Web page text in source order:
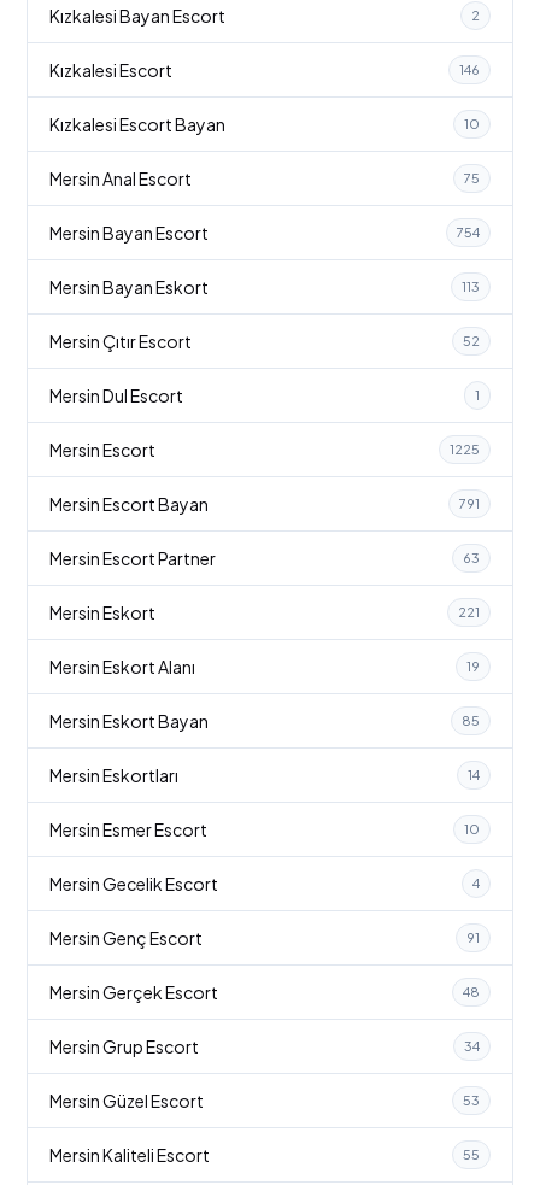
Kızkalesi Bayan Escort 2
Kızkalesi Escort 146
Kızkalesi Escort Bayan 10
Mersin Anal Escort 75
Mersin Bayan Escort 754
Mersin Bayan Eskort 113
Mersin Çıtır Escort 52
Mersin Dul Escort 1
Mersin Escort 1225
Mersin Escort Bayan 791
Mersin Escort Partner 63
Mersin Eskort 221
Mersin Eskort Alanı 19
Mersin Eskort Bayan 85
Mersin Eskortları 14
Mersin Esmer Escort 10
Mersin Gecelik Escort 4
Mersin Genç Escort 91
Mersin Gerçek Escort 48
Mersin Grup Escort 34
Mersin Güzel Escort 53
Mersin Kaliteli Escort 55